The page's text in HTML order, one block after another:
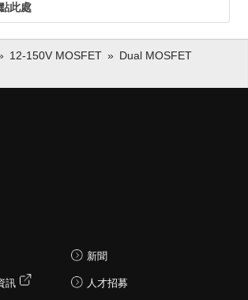
此處
12-150V MOSFET
Dual MOSFET
訊
新聞
人才招募